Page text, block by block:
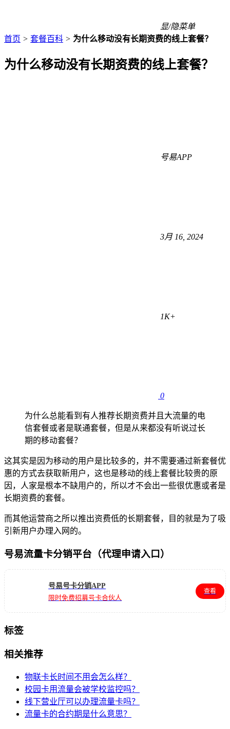
显/隐菜单
首页 > 套餐百科 > 为什么移动没有长期资费的线上套餐？
为什么移动没有长期资费的线上套餐？
号易APP
3月 16, 2024
1K+
0
为什么总能看到有人推荐长期资费并且大流量的电
信套餐或者是联通套餐，但是从来都没有听说过长
期的移动套餐？
这其实是因为移动的用户是比较多的，并不需要通过新套餐优
惠的方式去获取新用户，这也是移动的线上套餐比较贵的原
因，人家是根本不缺用户的，所以才不会出一些很优惠或者是
长期资费的套餐。
而其他运营商之所以推出资费低的长期套餐，目的就是为了吸
引新用户办理入网的。
号易流量卡分销平台（代理申请入口）
号易号卡分销APP
限时免费招募号卡合伙人
查看
标签
相关推荐
物联卡长时间不用会怎么样？
校园卡用流量会被学校监控吗？
线下营业厅可以办理流量卡吗？
流量卡的合约期是什么意思？